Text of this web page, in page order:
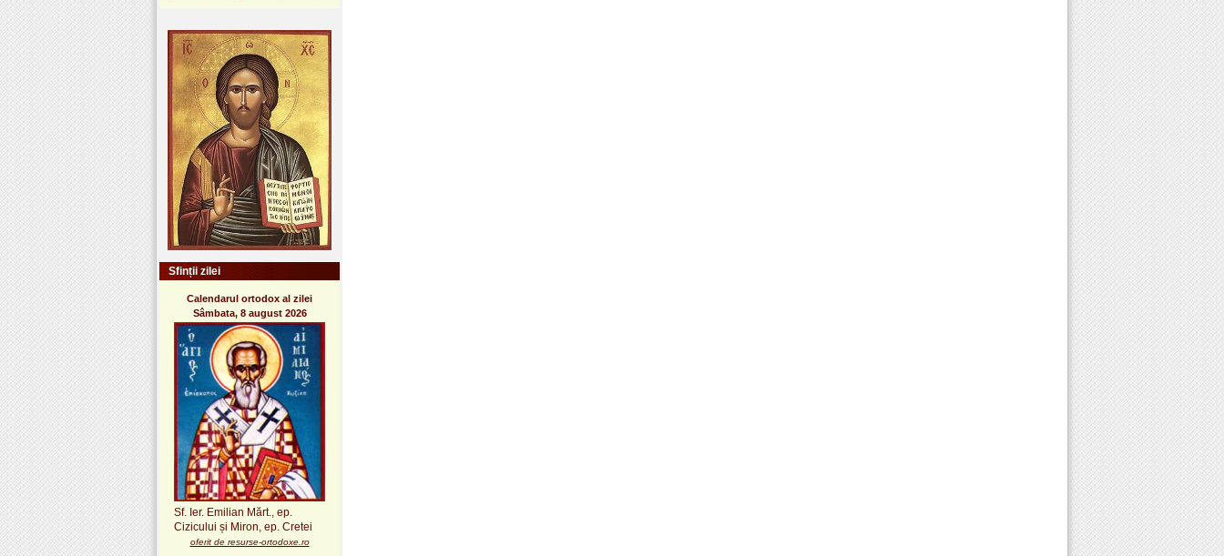
Sfinții zilei
Calendarul ortodox al zilei
Sâmbata, 8 august 2026
Sf. Ier. Emilian Mărt., ep.
Cizicului și Miron, ep. Cretei
oferit de resurse-ortodoxe.ro